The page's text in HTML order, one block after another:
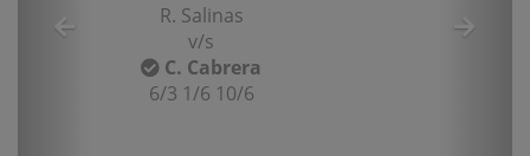
R. Salinas
v/s
C. Cabrera
6/3 1/6 10/6